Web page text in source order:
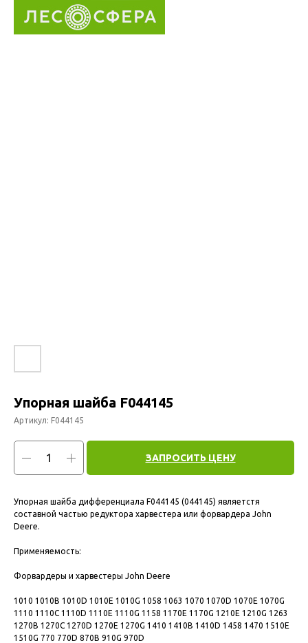
Упорная шайба F044145
Артикул: F044145
ЗАПРОСИТЬ ЦЕНУ
Упорная шайба дифференциала F044145 (044145) являетстя
составной частью редуктора харвестера или форвардера John
Deere.
Применяемость:
Форвардеры и харвестеры John Deere
1010 1010B 1010D 1010E 1010G 1058 1063 1070 1070D 1070E 1070G
1110 1110C 1110D 1110E 1110G 1158 1170E 1170G 1210E 1210G 1263
1270B 1270C 1270D 1270E 1270G 1410 1410B 1410D 1458 1470 1510E
1510G 770 770D 870B 910G 970D